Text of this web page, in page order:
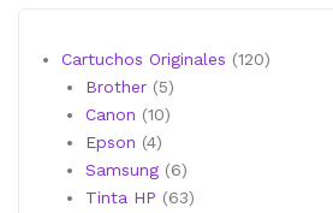
Cartuchos Originales 120120
Brother 55
productos
Canon 1010
Epson 44
productos
Samsung 66
productos
Tinta HP 6363